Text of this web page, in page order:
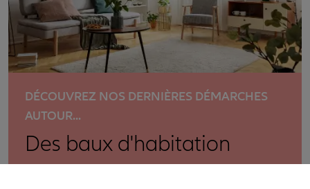
DÉCOUVREZ NOS DERNIÈRES DÉMARCHES
AUTOUR...
Des baux d'habitation